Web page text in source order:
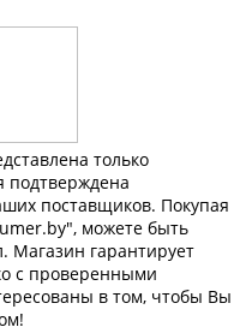
только
подтверждена
поставщиков. Покупая
можете быть
Магазин гарантирует
с проверенными
в том, чтобы Вы